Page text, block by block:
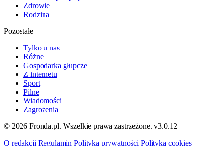
Zdrowie
Rodzina
Pozostałe
Tylko u nas
Różne
Gospodarka głupcze
Z internetu
Sport
Pilne
Wiadomości
Zagrożenia
© 2026 Fronda.pl. Wszelkie prawa zastrzeżone. v3.0.12
O redakcji Regulamin Polityka prywatności Polityka cookies